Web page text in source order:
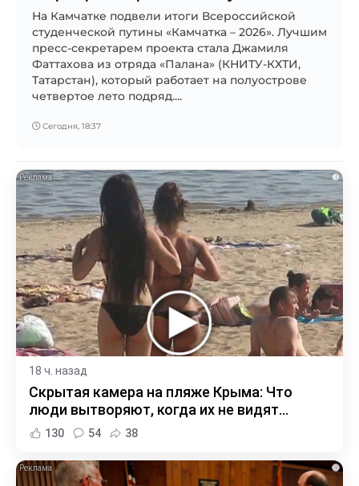
На Камчатке подвели итоги Всероссийской
студенческой путины «Камчатка – 2026». Лучшим
пресс-секретарем проекта стала Джамиля
Фаттахова из отряда «Палана» (КНИТУ-КХТИ,
Татарстан), который работает на полуострове
четвертое лето подряд....
Сегодня, 18:37
i
18 ч. назад
Скрытая камера на пляже Крыма: Что
люди вытворяют, когда их не видят...
130 54 38
i